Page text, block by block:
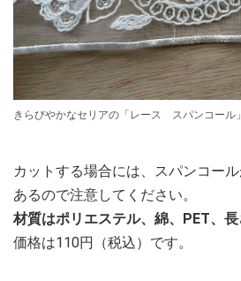
きらびやかなセリアの「レース スパンコール」
カットする場合には、スパンコー
あるので注意してください。
材質はポリエステル、綿、PET、長
価格は110円（税込）です。